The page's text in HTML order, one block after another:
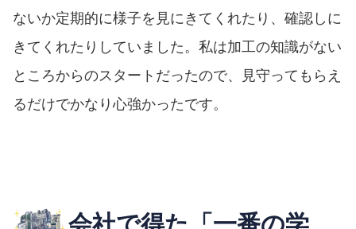
ないか定期的に様子を見にきてくれたり、確認しに
きてくれたりしていました。私は加工の知識がない
ところからのスタートだったので、見守ってもらえ
るだけでかなり心強かったです。